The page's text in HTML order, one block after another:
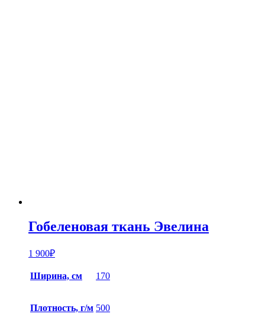
Гобеленовая ткань Эвелина
1 900₽
Ширина, см 170
Плотность, г/м 500